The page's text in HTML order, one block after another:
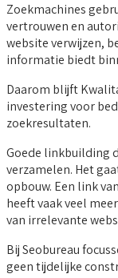
Zoekmachines
vertrouwen en
website verwijzen,
informatie biedt
Daarom blijft
investering voor
zoekresultaten.
Goede linkbuilding
verzamelen. Het
opbouw. Een link
heeft vaak veel
van irrelevante
Bij Seobureau
geen tijdelijke